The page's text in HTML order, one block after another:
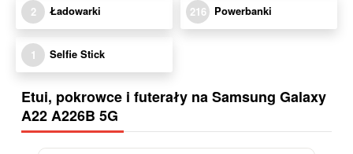
2 Ładowarki 216 Powerbanki
1 Selfie Stick
Etui, pokrowce i futerały na Samsung Galaxy
A22 A226B 5G